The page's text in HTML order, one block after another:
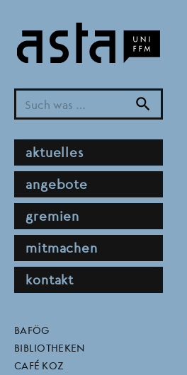
zum
Inhalt
search
hauptnavigation
aktuelles
angebote
gremien
mitmachen
kontakt
direktlinks
BAFÖG
BIBLIOTHEKEN
CAFÉ KOZ